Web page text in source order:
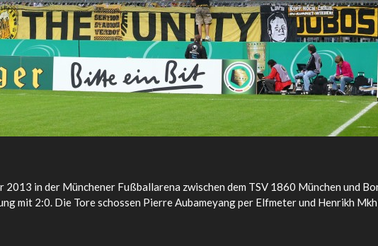
2013 in der Münchener Fußballarena zwischen dem TSV 1860 München und
mit 2:0. Die Tore schossen Pierre Aubameyang per Elfmeter und Henrikh